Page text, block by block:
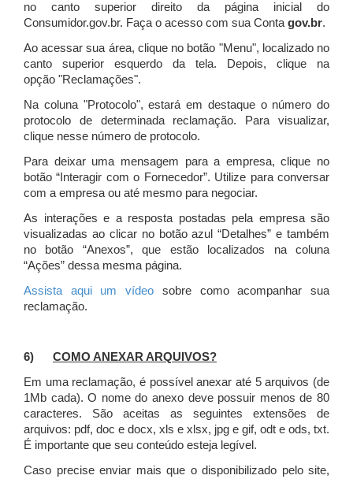
no canto superior direito da página inicial do
Consumidor.gov.br. Faça o acesso com sua Contagov.br.
Ao acessar sua área, clique no botão "Menu", localizado no
canto superior esquerdo da tela. Depois, clique na
opção "Reclamações".
Na coluna "Protocolo", estará em destaque o número do
protocolo de determinada reclamação. Para visualizar,
clique nesse número de protocolo.
Para deixar uma mensagem para a empresa, clique no
botão “Interagir com o Fornecedor”. Utilize para conversar
com a empresa ou até mesmo para negociar.
As interações e a resposta postadas pela empresa são
visualizadas ao clicar no botão azul “Detalhes” e também
no botão “Anexos”, que estão localizados na coluna
“Ações” dessa mesma página.
Assista aqui um vídeo sobre como acompanhar sua
reclamação.
6) COMO ANEXAR ARQUIVOS?
Em uma reclamação, é possível anexar até 5 arquivos (de
1Mb cada). O nome do anexo deve possuir menos de 80
caracteres. São aceitas as seguintes extensões de
arquivos: pdf, doc e docx, xls e xlsx, jpg e gif, odt e ods, txt.
É importante que seu conteúdo esteja legível.
Caso precise enviar mais que o disponibilizado pelo site,